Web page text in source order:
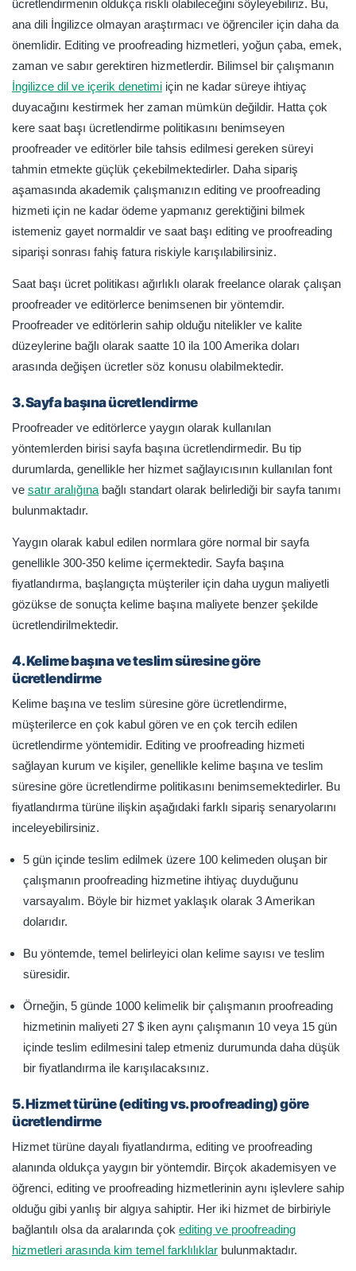
ücretlendirmenin oldukça riskli olabileceğini söyleyebiliriz. Bu,
ana dili İngilizce olmayan araştırmacı ve öğrenciler için daha da
önemlidir. Editing ve proofreading hizmetleri, yoğun çaba, emek,
zaman ve sabır gerektiren hizmetlerdir. Bilimsel bir çalışmanın
İngilizce dil ve içerik denetimi için ne kadar süreye ihtiyaç
duyacağını kestirmek her zaman mümkün değildir. Hatta çok
kere saat başı ücretlendirme politikasını benimseyen
proofreader ve editörler bile tahsis edilmesi gereken süreyi
tahmin etmekte güçlük çekebilmektedirler. Daha sipariş
aşamasında akademik çalışmanızın editing ve proofreading
hizmeti için ne kadar ödeme yapmanız gerektiğini bilmek
istemeniz gayet normaldir ve saat başı editing ve proofreading
siparişi sonrası fahiş fatura riskiyle karışılabilirsiniz.
Saat başı ücret politikası ağırlıklı olarak freelance olarak çalışan
proofreader ve editörlerce benimsenen bir yöntemdir.
Proofreader ve editörlerin sahip olduğu nitelikler ve kalite
düzeylerine bağlı olarak saatte 10 ila 100 Amerika doları
arasında değişen ücretler söz konusu olabilmektedir.
3. Sayfa başına ücretlendirme
Proofreader ve editörlerce yaygın olarak kullanılan
yöntemlerden birisi sayfa başına ücretlendirmedir. Bu tip
durumlarda, genellikle her hizmet sağlayıcısının kullanılan font
ve satır aralığına bağlı standart olarak belirlediği bir sayfa tanımı
bulunmaktadır.
Yaygın olarak kabul edilen normlara göre normal bir sayfa
genellikle 300-350 kelime içermektedir. Sayfa başına
fiyatlandırma, başlangıçta müşteriler için daha uygun maliyetli
gözükse de sonuçta kelime başına maliyete benzer şekilde
ücretlendirilmektedir.
4. Kelime başına ve teslim süresine göre
ücretlendirme
Kelime başına ve teslim süresine göre ücretlendirme,
müşterilerce en çok kabul gören ve en çok tercih edilen
ücretlendirme yöntemidir. Editing ve proofreading hizmeti
sağlayan kurum ve kişiler, genellikle kelime başına ve teslim
süresine göre ücretlendirme politikasını benimsemektedirler. Bu
fiyatlandırma türüne ilişkin aşağıdaki farklı sipariş senaryolarını
inceleyebilirsiniz.
5 gün içinde teslim edilmek üzere 100 kelimeden oluşan bir
çalışmanın proofreading hizmetine ihtiyaç duyduğunu
varsayalım. Böyle bir hizmet yaklaşık olarak 3 Amerikan
dolarıdır.
Bu yöntemde, temel belirleyici olan kelime sayısı ve teslim
süresidir.
Örneğin, 5 günde 1000 kelimelik bir çalışmanın proofreading
hizmetinin maliyeti 27 $ iken aynı çalışmanın 10 veya 15 gün
içinde teslim edilmesini talep etmeniz durumunda daha düşük
bir fiyatlandırma ile karışılacaksınız.
5. Hizmet türüne (editing vs. proofreading) göre
ücretlendirme
Hizmet türüne dayalı fiyatlandırma, editing ve proofreading
alanında oldukça yaygın bir yöntemdir. Birçok akademisyen ve
öğrenci, editing ve proofreading hizmetlerinin aynı işlevlere sahip
olduğu gibi yanlış bir algıya sahiptir. Her iki hizmet de birbiriyle
bağlantılı olsa da aralarında çok editing ve proofreading
hizmetleri arasında kim temel farklılıklar bulunmaktadır.